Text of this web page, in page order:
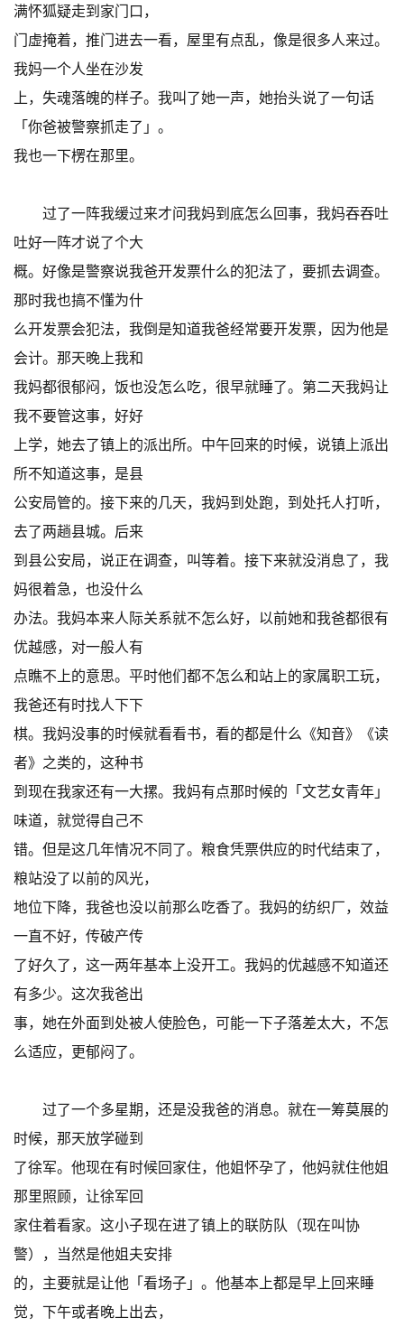
满怀狐疑走到家门口，
门虚掩着，推门进去一看，屋里有点乱，像是很多人来过。
我妈一个人坐在沙发
上，失魂落魄的样子。我叫了她一声，她抬头说了一句话
「你爸被警察抓走了」。
我也一下楞在那里。
过了一阵我缓过来才问我妈到底怎么回事，我妈吞吞吐
吐好一阵才说了个大
概。好像是警察说我爸开发票什么的犯法了，要抓去调查。
那时我也搞不懂为什
么开发票会犯法，我倒是知道我爸经常要开发票，因为他是
会计。那天晚上我和
我妈都很郁闷，饭也没怎么吃，很早就睡了。第二天我妈让
我不要管这事，好好
上学，她去了镇上的派出所。中午回来的时候，说镇上派出
所不知道这事，是县
公安局管的。接下来的几天，我妈到处跑，到处托人打听，
去了两趟县城。后来
到县公安局，说正在调查，叫等着。接下来就没消息了，我
妈很着急，也没什么
办法。我妈本来人际关系就不怎么好，以前她和我爸都很有
优越感，对一般人有
点瞧不上的意思。平时他们都不怎么和站上的家属职工玩，
我爸还有时找人下下
棋。我妈没事的时候就看看书，看的都是什么《知音》《读
者》之类的，这种书
到现在我家还有一大摞。我妈有点那时候的「文艺女青年」
味道，就觉得自己不
错。但是这几年情况不同了。粮食凭票供应的时代结束了，
粮站没了以前的风光，
地位下降，我爸也没以前那么吃香了。我妈的纺织厂，效益
一直不好，传破产传
了好久了，这一两年基本上没开工。我妈的优越感不知道还
有多少。这次我爸出
事，她在外面到处被人使脸色，可能一下子落差太大，不怎
么适应，更郁闷了。
过了一个多星期，还是没我爸的消息。就在一筹莫展的
时候，那天放学碰到
了徐军。他现在有时候回家住，他姐怀孕了，他妈就住他姐
那里照顾，让徐军回
家住着看家。这小子现在进了镇上的联防队（现在叫协
警），当然是他姐夫安排
的，主要就是让他「看场子」。他基本上都是早上回来睡
觉，下午或者晚上出去，